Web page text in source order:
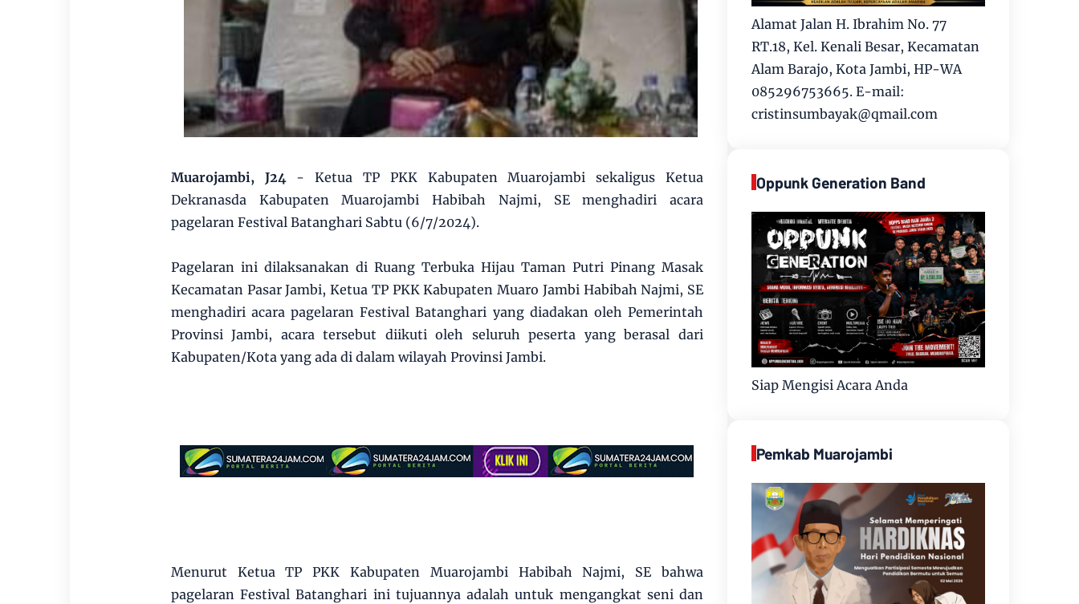
Muarojambi, J24 - Ketua TP PKK Kabupaten Muarojambi sekaligus Ketua
Dekranasda Kabupaten Muarojambi Habibah Najmi, SE menghadiri acara
pagelaran Festival Batanghari Sabtu (6/7/2024).
Pagelaran ini dilaksanakan di Ruang Terbuka Hijau Taman Putri Pinang Masak
Kecamatan Pasar Jambi, Ketua TP PKK Kabupaten Muaro Jambi Habibah Najmi, SE
menghadiri acara pagelaran Festival Batanghari yang diadakan oleh Pemerintah
Provinsi Jambi, acara tersebut diikuti oleh seluruh peserta yang berasal dari
Kabupaten/Kota yang ada di dalam wilayah Provinsi Jambi.
Menurut Ketua TP PKK Kabupaten Muarojambi Habibah Najmi, SE bahwa
pagelaran Festival Batanghari ini tujuannya adalah untuk mengangkat seni dan
Alamat Jalan H. Ibrahim No. 77
RT.18, Kel. Kenali Besar, Kecamatan
Alam Barajo, Kota Jambi, HP-WA
085296753665. E-mail:
cristinsumbayak@qmail.com
Oppunk Generation Band
Siap Mengisi Acara Anda
Pemkab Muarojambi